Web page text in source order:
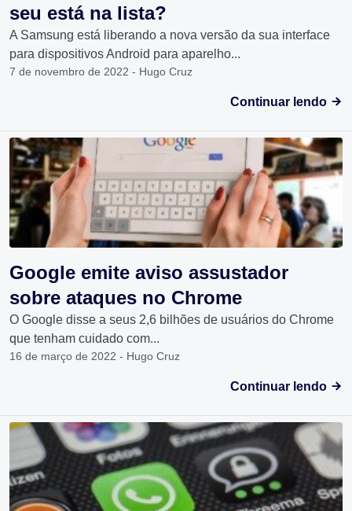
seu está na lista?
A Samsung está liberando a nova versão da sua interface
para dispositivos Android para aparelho...
7 de novembro de 2022 - Hugo Cruz
Continuar lendo
Google emite aviso assustador
sobre ataques no Chrome
O Google disse a seus 2,6 bilhões de usuários do Chrome
que tenham cuidado com...
16 de março de 2022 - Hugo Cruz
Continuar lendo